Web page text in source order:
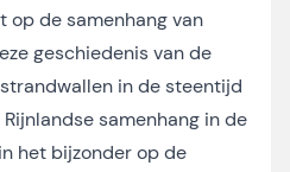
de samenhang van
geschiedenis van de
in de steentijd
samenhang in de
het bijzonder op de